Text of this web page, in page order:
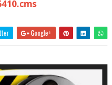
Google+